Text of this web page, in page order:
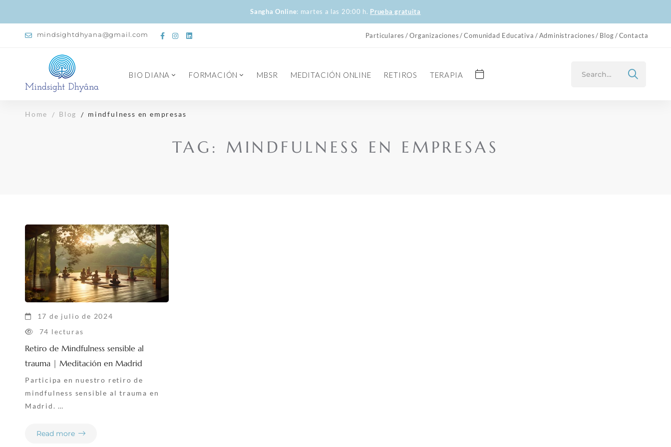
Sangha Online: martes a las 20:00 h. Prueba gratuita
mindsightdhyana@gmail.com Particulares Organizaciones Comunidad Educativa Administraciones Blog Contacta
BIO DIANA FORMACIÓN MBSR MEDITACIÓN ONLINE RETIROS TERAPIA
Home Blog mindfulness en empresas
TAG: MINDFULNESS EN EMPRESAS
17 de julio de 2024
74 lecturas
Retiro de Mindfulness sensible al
trauma | Meditación en Madrid
Participa en nuestro retiro de
mindfulness sensible al trauma en
Madrid. …
Read more